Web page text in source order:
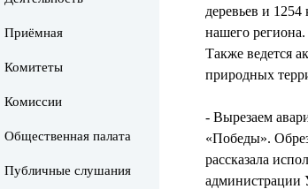
Приёмная
Комитеты
Комиссии
Общественная палата
Публичные слушания
деревьев и
нашего
Также ведется
природных
- Вырезаем
«Победы».
рассказала
администрации